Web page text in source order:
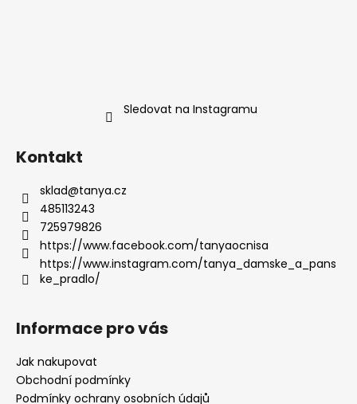
Sledovat na Instagramu
Kontakt
sklad@tanya.cz
485113243
725979826
https://www.facebook.com/tanyaocnisa
https://www.instagram.com/tanya_damske_a_pans
ke_pradlo/
Informace pro vás
Jak nakupovat
Obchodní podmínky
Podmínky ochrany osobních údajů